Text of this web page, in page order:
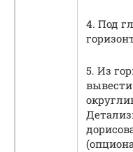
4. Под
5. Из